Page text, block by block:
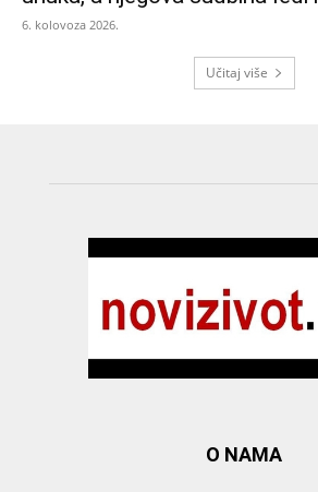
6. kolovoza 2026.
Učitaj više
O NAMA